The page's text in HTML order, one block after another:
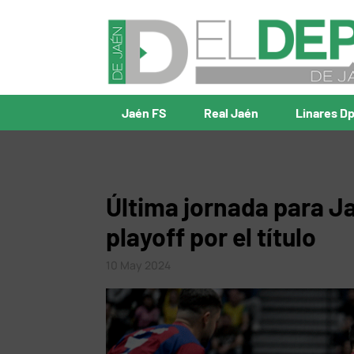
Jaén FS Real Jaén Linares
Última jornada para
playoff por el título